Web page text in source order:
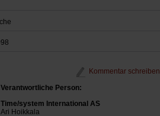
Kommentar schreiben
Verantwortliche Person:
Time/system International AS
Ari Hoikkala